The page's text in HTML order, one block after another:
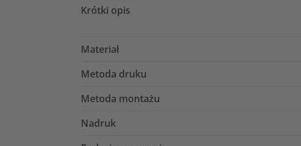
Krótki opis
Materiał
Metoda druku
Metoda montażu
Nadruk